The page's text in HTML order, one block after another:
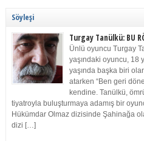
Söyleşi
Turgay Tanülkü: BU
Ünlü oyuncu Turgay
yaşındaki oyuncu, 18
yaşında başka biri
atarken “Ben geri
kendine. Tanülkü,
tiyatroyla buluşturmaya adamış bir
Hükümdar Olmaz dizisinde Şahinağa
dizi […]